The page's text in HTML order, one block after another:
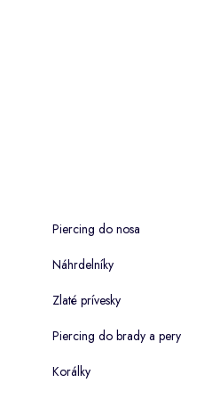
Piercing do nosa
Náhrdelníky
Zlaté prívesky
Piercing do brady a pery
Korálky